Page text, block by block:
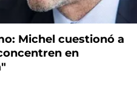
Michel cuestionó a
en